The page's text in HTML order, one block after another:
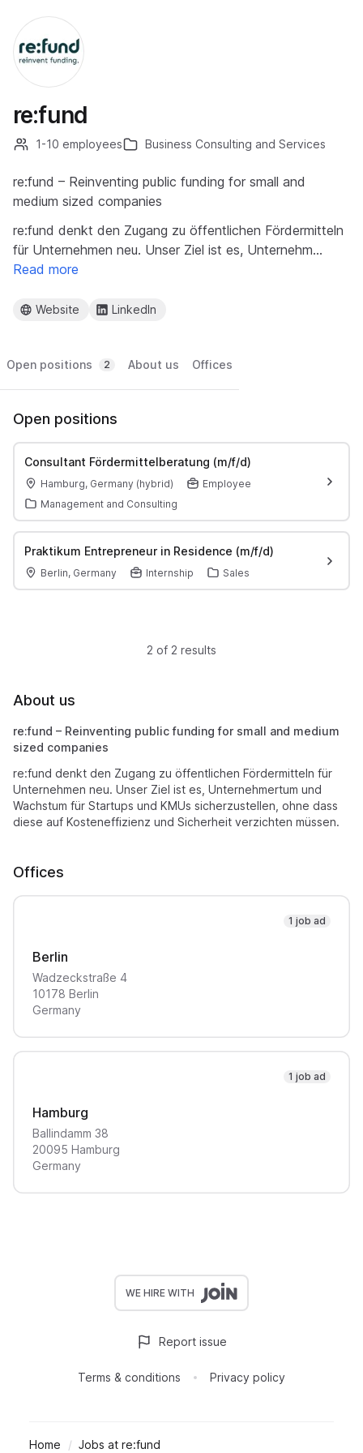
re:fund
1-10 employees Business Consulting and Services
re:fund – Reinventing public funding for small and
medium sized companies
re:fund denkt den Zugang zu öffentlichen Fördermitteln
für Unternehmen neu. Unser Ziel ist es, Unternehm…
Read more
Website LinkedIn
Open positions 2 About us Offices
Open positions
Consultant Fördermittelberatung (m/f/d)
Hamburg, Germany (hybrid)
Employee
Management and Consulting
Praktikum Entrepreneur in Residence (m/f/d)
Berlin, Germany Internship Sales
2 of 2 results
About us
re:fund – Reinventing public funding for small and medium
sized companies
re:fund denkt den Zugang zu öffentlichen Fördermitteln für
Unternehmen neu. Unser Ziel ist es, Unternehmertum und
Wachstum für Startups und KMUs sicherzustellen, ohne dass
diese auf Kosteneffizienz und Sicherheit verzichten müssen.
Offices
1 job ad
Berlin
Wadzeckstraße 4
10178 Berlin
Germany
1 job ad
Hamburg
Ballindamm 38
20095 Hamburg
Germany
WE HIRE WITH
Terms & conditions Privacy policy
Report issue
Home Jobs at re:fund